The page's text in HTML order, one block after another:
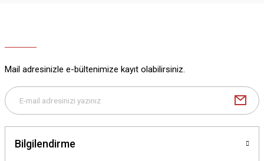
Bu ürüne benzer farklı alternatifler olmalı.
Mail adresinizle e-bültenimize kayıt olabilirsiniz.
Bilgilendirme